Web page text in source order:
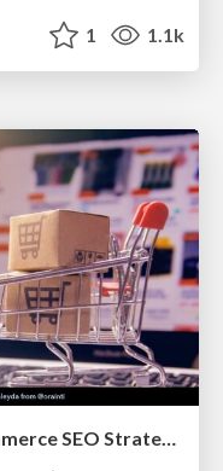
1 1.1k
Building a Modern Day E-commerce SEO Strategy